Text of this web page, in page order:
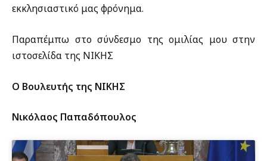
εκκλησιαστικό μας φρόνημα.
Παραπέμπω στο σύνδεσμο της ομιλίας μου στην
ιστοσελίδα της ΝΙΚΗΣ
Ο Βουλευτής της ΝΙΚΗΣ
Νικόλαος Παπαδόπουλος